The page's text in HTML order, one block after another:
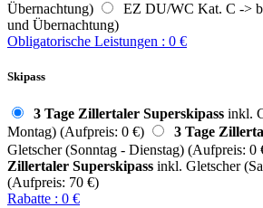
Übernachtung)
EZ DU/WC Kat. C ->
und Übernachtung)
Obligatorische Leistungen : 0 €
Skipass
3 Tage Zillertaler Superskipass inkl.
Montag) (Aufpreis: 0 €)
3 Tage
Gletscher (Sonntag - Dienstag) (Aufpreis: 0
Zillertaler Superskipass inkl. Gletscher
(Aufpreis: 70 €)
Rabatte : 0 €